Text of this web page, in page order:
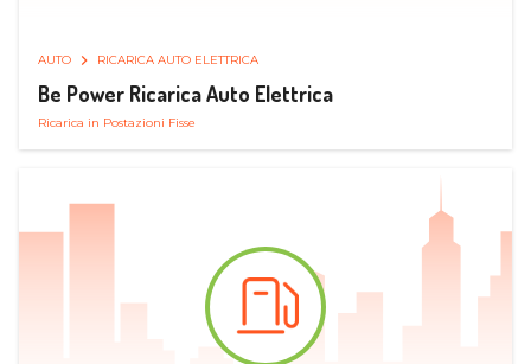
AUTO RICARICA AUTO ELETTRICA
Be Power Ricarica Auto Elettrica
Ricarica in Postazioni Fisse